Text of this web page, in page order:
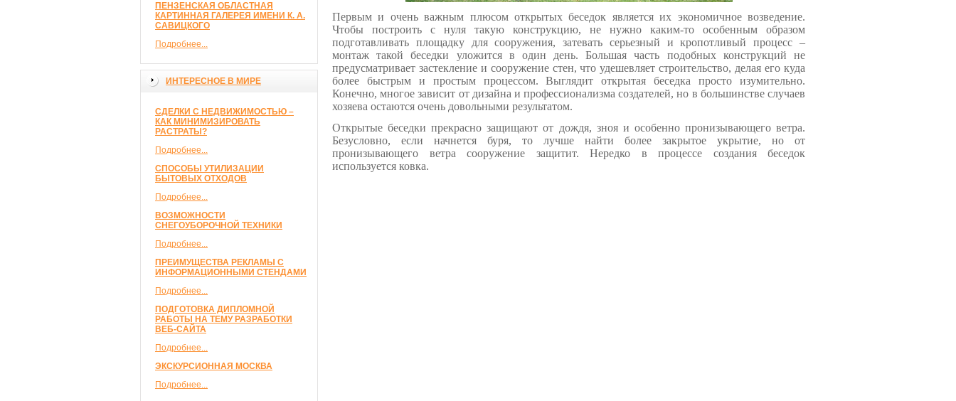
ПЕНЗЕНСКАЯ ОБЛАСТНАЯ
КАРТИННАЯ ГАЛЕРЕЯ ИМЕНИ К. А.
САВИЦКОГО
Подробнее...
ИНТЕРЕСНОЕ В МИРЕ
СДЕЛКИ С НЕДВИЖИМОСТЬЮ –
КАК МИНИМИЗИРОВАТЬ
РАСТРАТЫ?
Подробнее...
СПОСОБЫ УТИЛИЗАЦИИ
БЫТОВЫХ ОТХОДОВ
Подробнее...
ВОЗМОЖНОСТИ
СНЕГОУБОРОЧНОЙ ТЕХНИКИ
Подробнее...
ПРЕИМУЩЕСТВА РЕКЛАМЫ С
ИНФОРМАЦИОННЫМИ СТЕНДАМИ
Подробнее...
ПОДГОТОВКА ДИПЛОМНОЙ
РАБОТЫ НА ТЕМУ РАЗРАБОТКИ
ВЕБ-САЙТА
Подробнее...
ЭКСКУРСИОННАЯ МОСКВА
Подробнее...
Первым и очень важным плюсом открытых беседок является их экономичное возведение.
Чтобы построить с нуля такую конструкцию, не нужно каким-то особенным образом
подготавливать площадку для сооружения, затевать серьезный и кропотливый процесс –
монтаж такой беседки уложится в один день. Большая часть подобных конструкций не
предусматривает застекление и сооружение стен, что удешевляет строительство, делая его куда
более быстрым и простым процессом. Выглядит открытая беседка просто изумительно.
Конечно, многое зависит от дизайна и профессионализма создателей, но в большинстве случаев
хозяева остаются очень довольными результатом.
Открытые беседки прекрасно защищают от дождя, зноя и особенно пронизывающего ветра.
Безусловно, если начнется буря, то лучше найти более закрытое укрытие, но от
пронизывающего ветра сооружение защитит. Нередко в процессе создания беседок
используется ковка.